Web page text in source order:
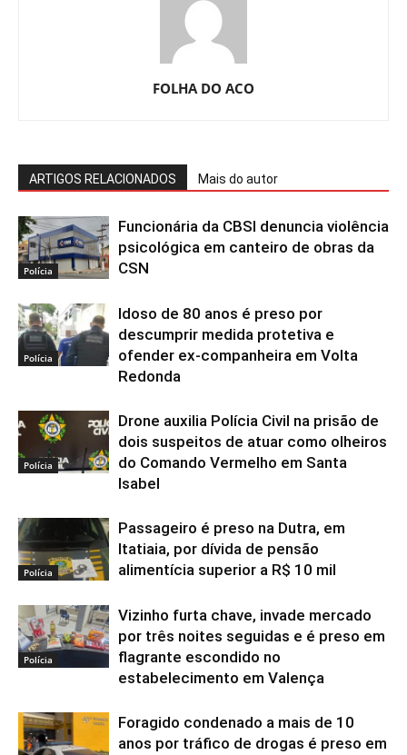
FOLHA DO ACO
ARTIGOS RELACIONADOS Mais do autor
Polícia
Funcionária da CBSI denuncia violência
psicológica em canteiro de obras da
CSN
Polícia
Idoso de 80 anos é preso por
descumprir medida protetiva e
ofender ex-companheira em Volta
Redonda
Polícia
Drone auxilia Polícia Civil na prisão de
dois suspeitos de atuar como olheiros
do Comando Vermelho em Santa
Isabel
Polícia
Passageiro é preso na Dutra, em
Itatiaia, por dívida de pensão
alimentícia superior a R$ 10 mil
Polícia
Vizinho furta chave, invade mercado
por três noites seguidas e é preso em
flagrante escondido no
estabelecimento em Valença
Foragido condenado a mais de 10
anos por tráfico de drogas é preso em